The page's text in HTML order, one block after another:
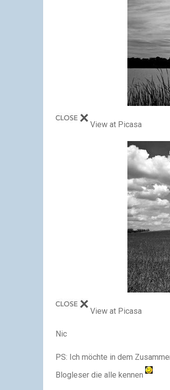
View at Picasa
View at Picasa
Nic
PS: Ich möchte in dem
Blogleser die alle ken­nen